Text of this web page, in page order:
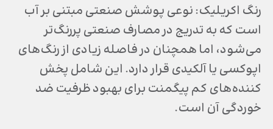
رنگ اکریلیک: نوعی پوشش صنعتی مبتنی بر آب
است که به تدریج در مصارف صنعتی پررنگ‌تر
می‌شود، اما همچنان در فاصله زیادی از رنگ‌های
اپوکسی یا آلکیدی قرار دارد. این شامل پخش
کننده‌های کم پیگمنت برای بهبود ظرفیت ضد
خوردگی آن است.